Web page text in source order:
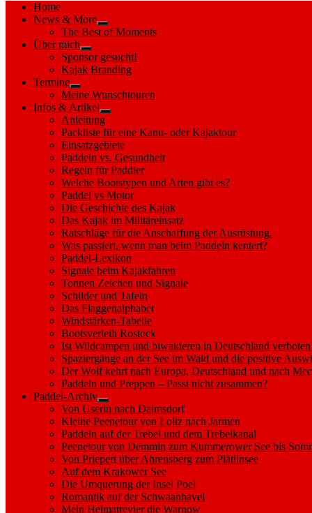
Home
News & More
Show
sub
The Best of Moments
Über mich
Show
sub
menu
Sponsor gesucht!
Kajak Branding
Termine
Show
sub
menu
Meine Wunschtouren
Infos & Artikel
Show
sub
menu
Anleitung
Packliste für eine Kanu- oder Kajaktour
Einsatzgebiete
Paddeln vs. Gesundheit
Regeln für Paddler
Welche Bootstypen und Arten gibt es?
Paddel vs Motor
Die Geschichte des Kajak
Das Kajak im Militäreinsatz
Ratschläge für die Anschaffung der Ausrüstung.
Was passiert, wenn man beim Paddeln kentert?
Paddel-Lexikon
Signale beim Kajakfahren
Tonnen Zeichen und Signale
Schilder und Tafeln
Das Flaggenalphabet
Windstärken-Tabelle
Bootsverleih Rostock
Ist Wildcampen und biwakieren in Deutschland
Spaziergänge an der See im Wald und die positive
Der Wolf kehrt nach Europa, Deutschland und nach
Paddeln und Preppen – Passt nicht zusammen?
Paddel-Archiv
Show
sub
menu
Von Userin nach Dalmsdorf
Kleine Peenetour von Loitz nach Jarmen
Paddeln auf der Trebel und dem Trebelkanal
Peenetour von Demmin zum Kummerower See bis
Von Priepert über Ahrensberg zum Plätlinsee
Auf dem Krakower See
Die Umquerung der Insel Poel
Romantik auf der Schwaanhavel
Mein Heimatrevier die Warnow